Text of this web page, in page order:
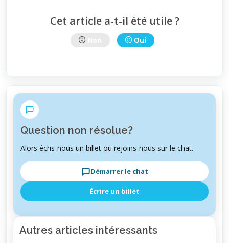
Cet article a-t-il été utile ?
Oui
Question non résolue?
Alors écris-nous un billet ou rejoins-nous sur le chat.
Démarrer le chat
Écrire un billet
Autres articles intéressants